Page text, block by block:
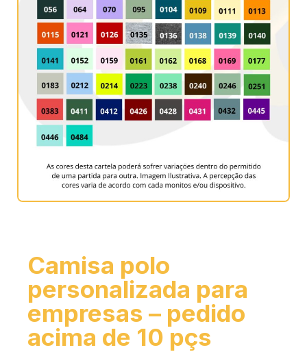
Camisa polo
personalizada para
empresas – pedido
acima de 10 pçs